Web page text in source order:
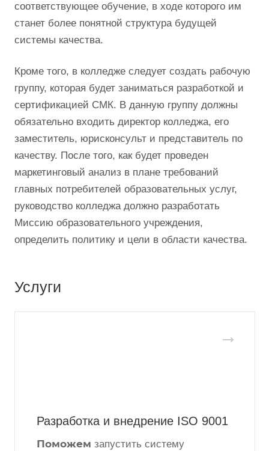
соответствующее обучение, в ходе которого им
станет более понятной структура будущей
системы качества.
Кроме того, в колледже следует создать рабочую
группу, которая будет заниматься разработкой и
сертификацией СМК. В данную группу должны
обязательно входить директор колледжа, его
заместитель, юрисконсульт и представитель по
качеству. После того, как будет проведен
маркетинговый анализ в плане требований
главных потребителей образовательных услуг,
руководство колледжа должно разработать
Миссию образовательного учреждения,
определить политику и цели в области качества.
Услуги
Разработка и внедрение ISO 9001
Поможем запустить систему